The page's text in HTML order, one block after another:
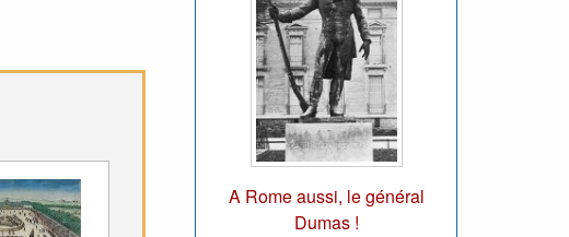
A Rome aussi, le général
Dumas !